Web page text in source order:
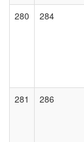
280 284
281 286